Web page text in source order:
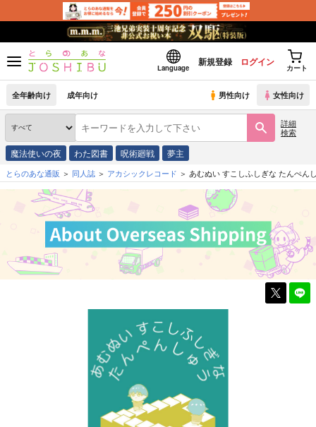
Language
新規登録 ログイン
カート
全年齢向け 成年向け 男性向け 女性向け
詳細
検索
魔法使いの夜 わた図書 呪術廻戦 夢主
とらのあな通販 同人誌 アカシックレコード あむぬい すこしふしぎな たんぺん